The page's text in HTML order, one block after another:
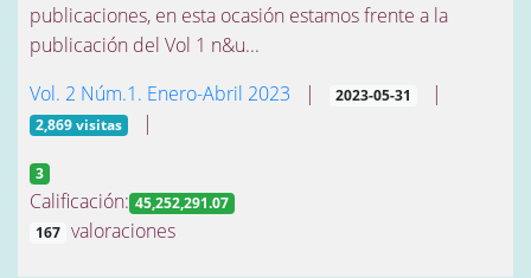
publicaciones, en esta ocasión estamos frente a la
publicación del Vol 1 n&u...
Vol. 2 Núm.1. Enero-Abril 2023 | 2023-05-31 |
2,869 visitas |
3
Calificación: 45,252,291.07
167 valoraciones